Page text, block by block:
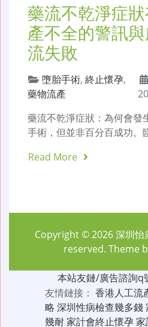
藥流不乾淨症
產不全的警訊
流失敗
墮胎手術, 終止懷孕,
藥物流產
藥流不乾淨症狀：為何會發
手術，但並非百分百成功
Read More
Copyright © 2026深圳怡
reserved. Theme
本站友鏈/廣告諮詢q
友情鏈接： 香港人工流
略 深圳性病檢查幾多錢
幾耐家計會終止懷孕家